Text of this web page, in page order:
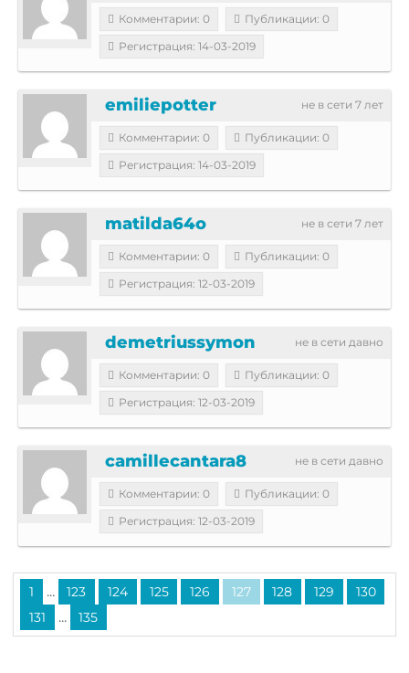
Комментарии: 0
Публикации: 0
Регистрация: 14-03-2019
не в сети 7 лет
emiliepotter
Комментарии: 0
Публикации: 0
Регистрация: 14-03-2019
не в сети 7 лет
matilda64o
Комментарии: 0
Публикации: 0
Регистрация: 12-03-2019
не в сети давно
demetriussymon
Комментарии: 0
Публикации: 0
Регистрация: 12-03-2019
не в сети давно
camillecantara8
Комментарии: 0
Публикации: 0
Регистрация: 12-03-2019
1 ... 123 124 125 126 127 128 129
130
131
... 135